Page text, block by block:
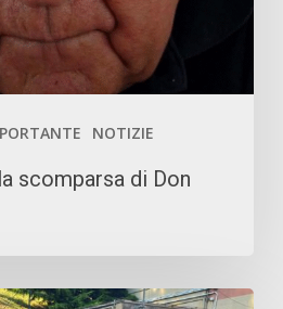
NOTIZIE
scomparsa di Don